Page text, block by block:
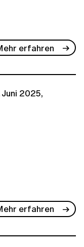
erfahren
2025,
erfahren